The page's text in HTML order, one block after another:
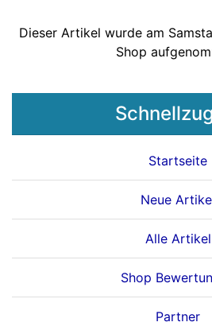
Dieser Artikel wurde am
Shop
Startseite
Neue
Alle Artikel
Shop
Partner